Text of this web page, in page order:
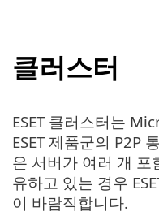
클러스터
ESET 클러스터는
ESET 제품군의 P2P
은 서버가 여러 개 포
유하고 있는 경우
이 바람직합니다.